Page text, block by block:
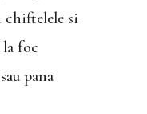
chiftelele si
foc
pana